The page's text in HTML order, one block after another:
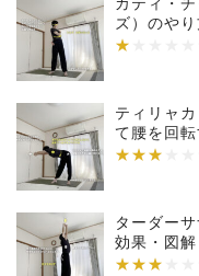
ズ）のや
★
ティリャ
て腰を回
★★★
ターダー
効果・図解
★★★